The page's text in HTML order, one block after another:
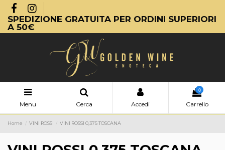
SPEDIZIONE GRATUITA PER ORDINI SUPERIORI
A 50€
Menu Cerca Accedi
0
Carrello
Home VINI ROSSI VINI ROSSI 0,375 TOSCANA